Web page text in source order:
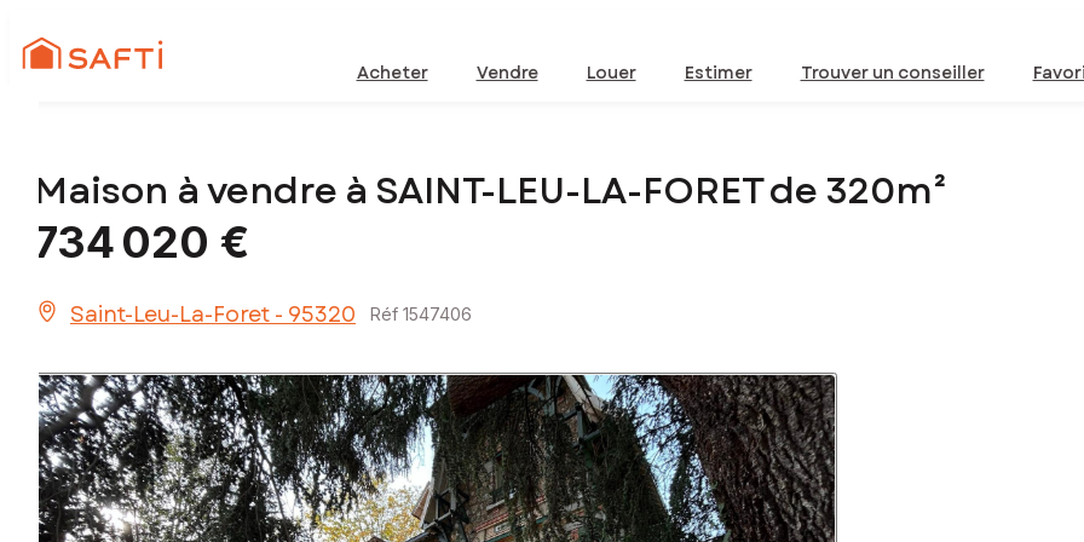
Acheter Vendre Louer Estimer Trouver un conseiller
Maison à vendre à SAINT-LEU-LA-FORET de 320m²
734 020 €
Saint-Leu-La-Foret - 95320 Réf 1547406